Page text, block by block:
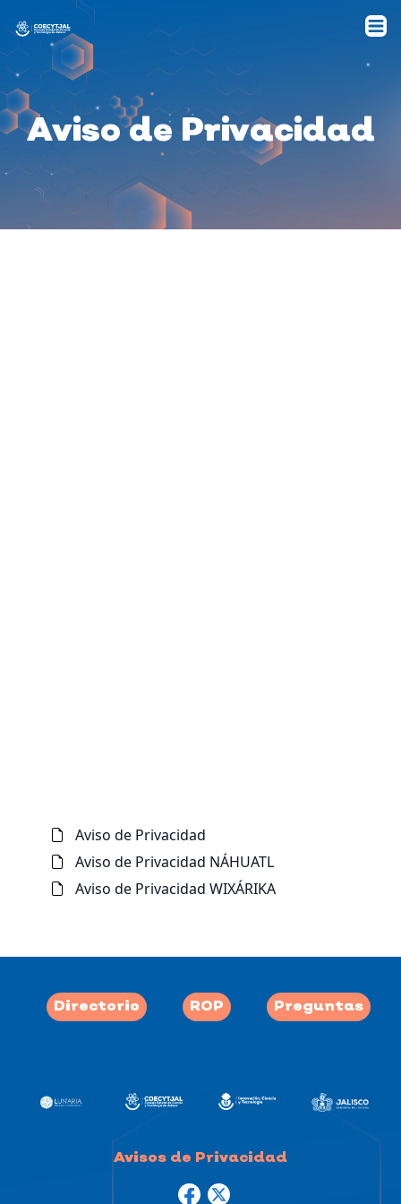
Aviso de Privacidad
Aviso de Privacidad
Aviso de Privacidad NÁHUATL
Aviso de Privacidad WIXÁRIKA
Directorio ROP Preguntas
Avisos de Privacidad